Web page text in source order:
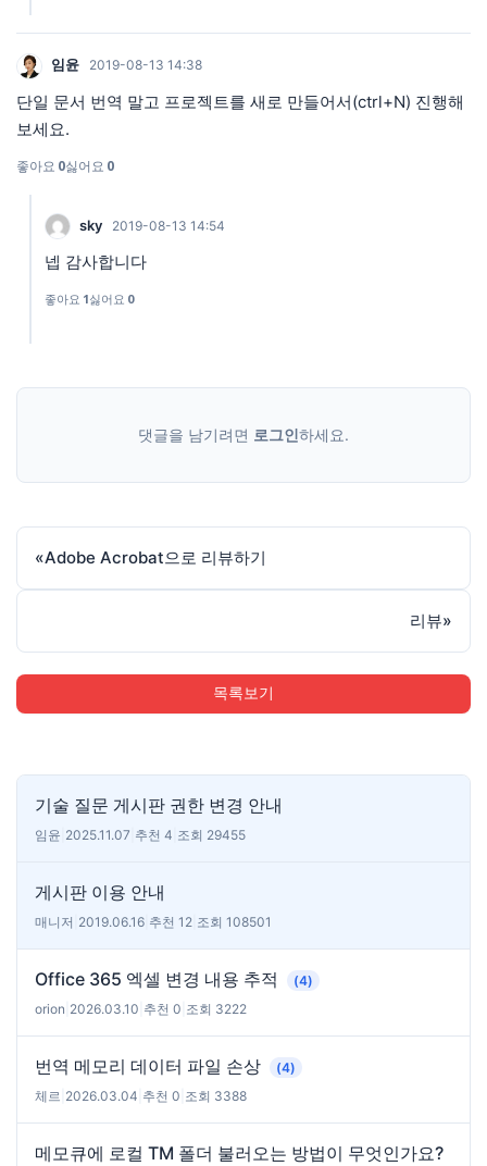
임윤 2019-08-13 14:38
단일 문서 번역 말고 프로젝트를 새로 만들어서(ctrl+N) 진행해
보세요.
좋아요 0싫어요 0
sky 2019-08-13 14:54
넵 감사합니다
좋아요 1싫어요 0
댓글을 남기려면 로그인하세요.
«Adobe Acrobat으로 리뷰하기
리뷰»
목록보기
기술 질문 게시판 권한 변경 안내
임윤 2025.11.07 추천 4 조회 29455
게시판 이용 안내
매니저 2019.06.16 추천 12 조회 108501
Office 365 엑셀 변경 내용 추적
(4)
orion 2026.03.10 추천 0 조회 3222
번역 메모리 데이터 파일 손상
(4)
체르 2026.03.04 추천 0 조회 3388
메모큐에 로컬 TM 폴더 불러오는 방법이 무엇인가요?